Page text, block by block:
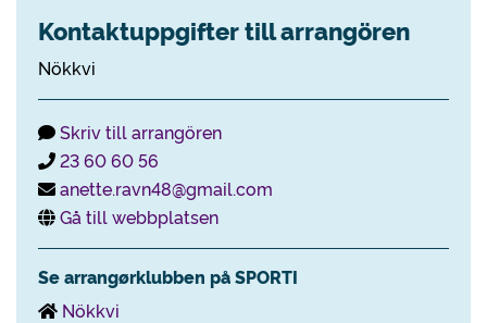
Kontaktuppgifter till arrangören
Nökkvi
Skriv till arrangören
23 60 60 56
anette.ravn48@gmail.com
Gå till webbplatsen
Se arrangørklubben på SPORTI
Nökkvi